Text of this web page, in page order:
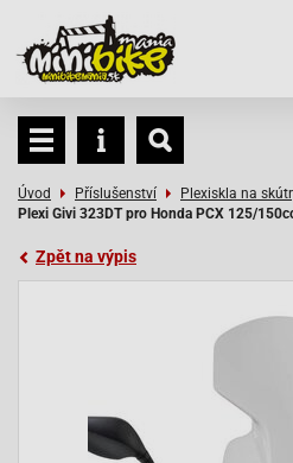
Úvod Příslušenství
Plexiskla na
Plexi Givi 323DT pro Honda PCX 125/
Zpět na výpis